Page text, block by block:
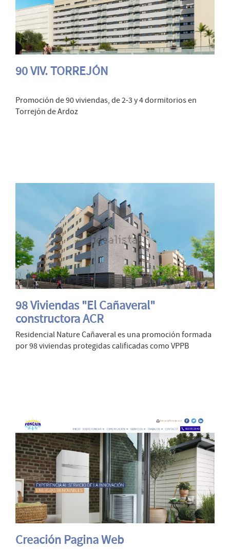
90 VIV. TORREJÓN
Promoción de 90 viviendas, de 2-3 y 4 dormitorios en
Torrejón de Ardoz
98 Viviendas "El Cañaveral"
constructora ACR
Residencial Nature Cañaveral es una promoción formada
por 98 viviendas protegidas calificadas como VPPB
Creación Pagina Web